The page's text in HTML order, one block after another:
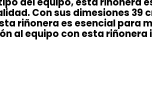
Con sus dimesiones 39
riñonera es esencial para
al equipo con esta